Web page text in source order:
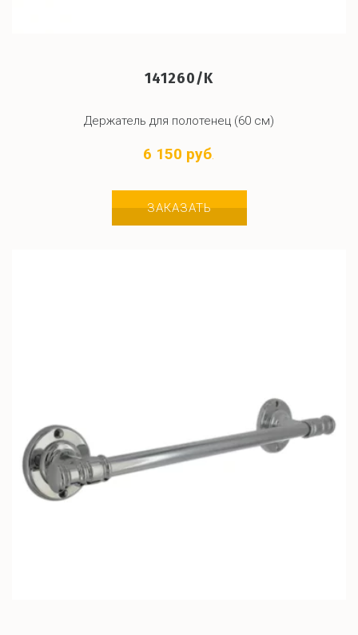
141260/K
Держатель для полотенец (60 см)
6 150 руб.
ЗАКАЗАТЬ